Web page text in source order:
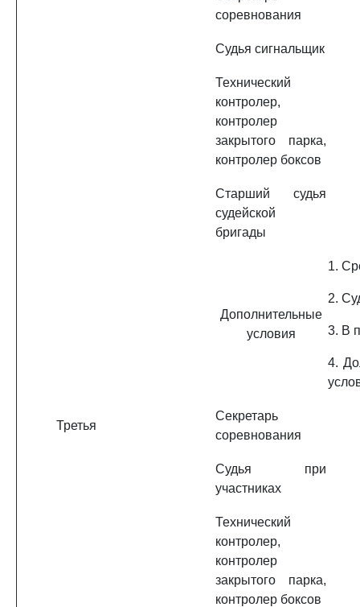
соревнования
Судья сигнальщик
Технический
контролер,
контролер
закрытого парка,
контролер боксов
Старший судья
судейской
бригады
Дополнительные
условия
1.
2.
3. В
4.
Третья
Секретарь
соревнования
Судья при
участниках
Технический
контролер,
контролер
закрытого парка,
контролер боксов